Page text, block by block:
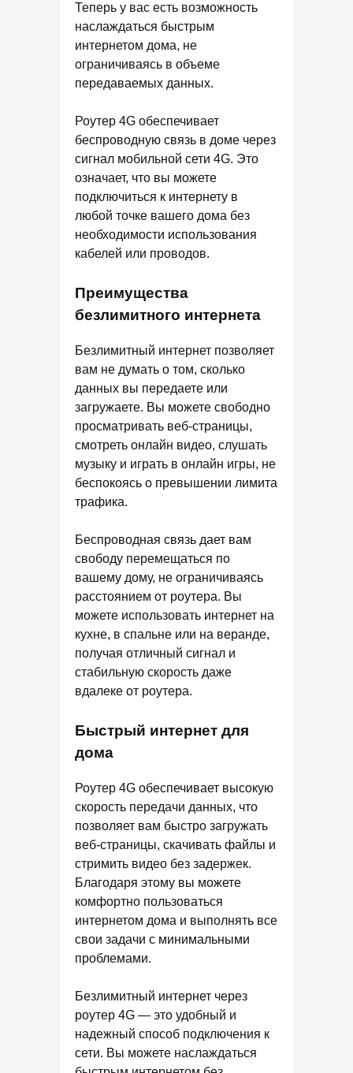
Теперь у вас есть возможность
наслаждаться быстрым
интернетом дома, не
ограничиваясь в объеме
передаваемых данных.
Роутер 4G обеспечивает
беспроводную связь в доме через
сигнал мобильной сети 4G. Это
означает, что вы можете
подключиться к интернету в
любой точке вашего дома без
необходимости использования
кабелей или проводов.
Преимущества
безлимитного интернета
Безлимитный интернет позволяет
вам не думать о том, сколько
данных вы передаете или
загружаете. Вы можете свободно
просматривать веб-страницы,
смотреть онлайн видео, слушать
музыку и играть в онлайн игры, не
беспокоясь о превышении лимита
трафика.
Беспроводная связь дает вам
свободу перемещаться по
вашему дому, не ограничиваясь
расстоянием от роутера. Вы
можете использовать интернет на
кухне, в спальне или на веранде,
получая отличный сигнал и
стабильную скорость даже
вдалеке от роутера.
Быстрый интернет для
дома
Роутер 4G обеспечивает высокую
скорость передачи данных, что
позволяет вам быстро загружать
веб-страницы, скачивать файлы и
стримить видео без задержек.
Благодаря этому вы можете
комфортно пользоваться
интернетом дома и выполнять все
свои задачи с минимальными
проблемами.
Безлимитный интернет через
роутер 4G — это удобный и
надежный способ подключения к
сети. Вы можете наслаждаться